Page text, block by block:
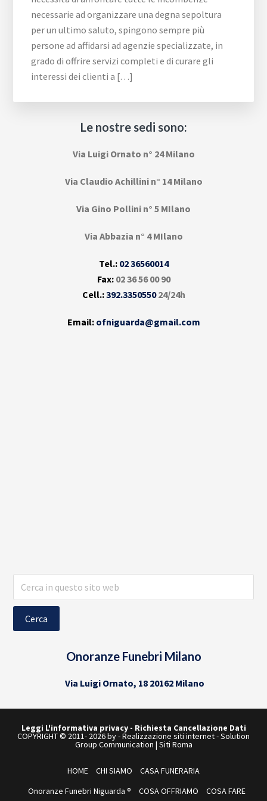
necessarie ad organizzare una degna sepoltura
per un ultimo saluto, spingono sempre più
persone ad affidarsi ad agenzie specializzate, in
grado di offrire servizi completi e di curare gli
interessi dei clienti a […]
Le nostre sedi sono:
Via Luigi Ornato n° 24 Milano
Via Claudio Achillini n° 14 Milano
Via Gino Pollini n° 5 MIlano
Via Abbazia n° 4 MIlano
Tel.: 02 36560014
Fax: 02 36 56 00 90
Cell.:392.335055024/24h
Email: ofniguarda@gmail.com
Cerca
in
sito
Onoranze Funebri Milano
Via Luigi Ornato, 18 20162 Milano
Leggi L'informativa privacy- Richiesta Cancellazione Dati
COPYRIGHT © 2011- 2026 by -Realizzazione siti internet-Solution
Group Communication | Siti Roma
HOME CHI SIAMO
CASA FUNERARIA
Onoranze Funebri Niguarda ®
COSA OFFRIAMO COSA FARE